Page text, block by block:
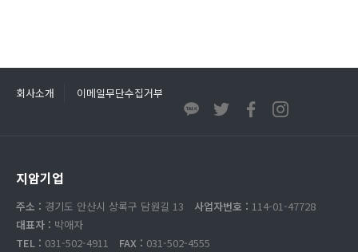
회사소개 이메일무단수집거부
지암기업
주소 : 경기도 안산시 상록구 담원길 13 사업자번호 : 114-01-47728
대표자 : 박애자
TEL : 031-502-4911 FAX : 031-502-4555